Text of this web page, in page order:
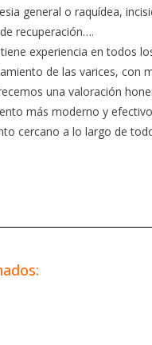
general o raquídea,
recuperación….
tiene experiencia en todos
de las varices, con
una valoración
más moderno y
cercano a lo largo de